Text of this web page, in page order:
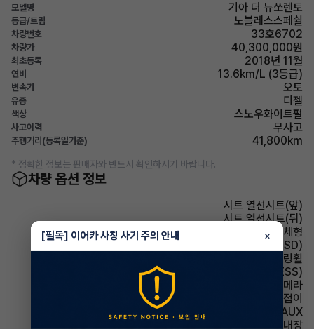
모델명 기아 더 뉴쏘렌토
등급/트림 노블레스스페쉴
차량번호 33호6702
차량가 40,300,000원
최초등록 2018년 11월
연비 13.6km/L (3등급)
변속기 오토
유종 디젤
색상 스노우화이트펄
사고이력 무사고
주행거리(등록일기준) 41,800km
* 정확한 정보는 판매자와 반드시 확인하시기 바랍니다.
차량 옵션 정보
시트 열선시트(앞)
시트 열선시트(뒤)
사이드미러 방향지시등 일체형
주행안전 후측방경보시스템(BSD)
스티어링휠 속도감응식 스티어링휠
주행안전 급제동경보시스템(ESS)
주차보조 후방카메라
사이드미러 전동접이
유무선단자 AUX
스티어링휠 열선내장
[필독] 이어카 사칭 사기 주의 안내 ×